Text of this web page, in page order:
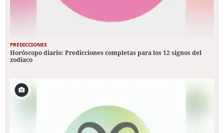
PREDICCIONES
Horóscopo diario: Predicciones completas para los 12 signos del
zodiaco